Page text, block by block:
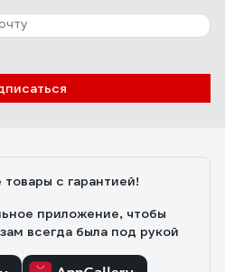
с гарантией!
приложение, чтобы
всегда была под рукой